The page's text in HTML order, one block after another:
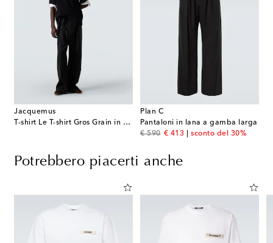
Jacquemus
T-shirt Le T-shirt Gros Grain in cotone
Plan C
Pantaloni in lana a gamba larga
€ 590
original price
€ 413
discount pricesconto del 30%
Potrebbero piacerti anche